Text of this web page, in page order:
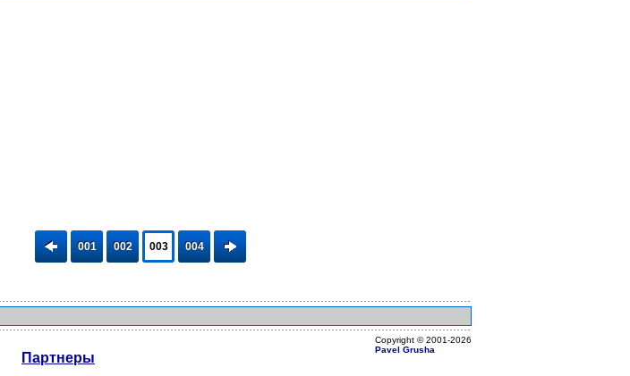
001 002 003 004
Партнеры
Copyright ©2001-2026
Pavel Grusha